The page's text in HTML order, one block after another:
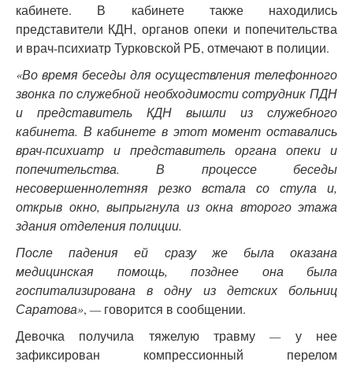
кабинете. В кабинете также находились
представители КДН, органов опеки и попечительства
и врач-психиатр Турковской РБ, отмечают в полиции.
«Во время беседы для осуществления телефонного
звонка по служебной необходимости сотрудник ПДН
и представитель КДН вышли из служебного
кабинета. В кабинете в этот момент оставались
врач-психиатр и представитель органа опеки и
попечительства. В процессе беседы
несовершеннолетняя резко встала со стула и,
открыв окно, выпрыгнула из окна второго этажа
здания отделения полиции.
После падения ей сразу же была оказана
медицинская помощь, позднее она была
госпитализирована в одну из детских больниц
Саратова», —говорится в сообщении.
Девочка получила тяжелую травму—у нее
зафиксирован компрессионный перелом